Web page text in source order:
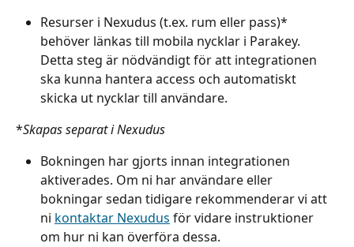
Resurser i Nexudus (t.ex. rum eller pass)*
behöver länkas till mobila nycklar i Parakey.
Detta steg är nödvändigt för att integrationen
ska kunna hantera access och automatiskt
skicka ut nycklar till användare.
*Skapas separat i Nexudus
Bokningen har gjorts innan integrationen
aktiverades. Om ni har användare eller
bokningar sedan tidigare rekommenderar vi att
ni kontaktar Nexudus för vidare instruktioner
om hur ni kan överföra dessa.